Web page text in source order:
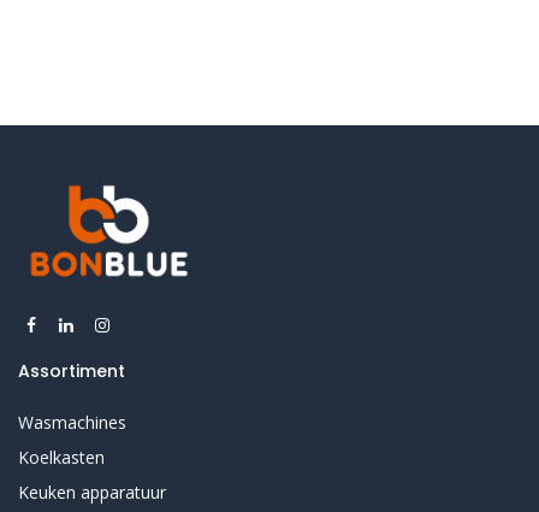
Assortiment
Wasmachines
Koelkasten
Keuken apparatuur